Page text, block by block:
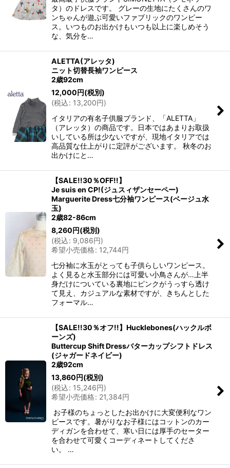
タ）のドレスです。 グレーの生地にたくさんのワ
ンちゃんが遊ぶ可愛いファブリックのワンピー
ス。いつものお出かけもいつも以上に楽しめそう
な、気分を…
ALETTA(アレッタ)
ニット切替長袖ワンピース
2歳92cm
12,000円(税別)
(税込: 13,200円)
イタリアの有名子供服ブランド、「ALETTA」
（アレッタ）の商品です。日本ではあまりお取扱
いしている所は少ないですが、現地イタリアでは
高品質な仕上がりに定評がございます。 秋冬のお
出かけにと…
【SALE!!30％OFF!!】
Je suis en CP!(ジュスィザンセーペー)
Marguerite Dress七分袖ワンピース(ベージュ水
玉)
2歳82-86cm
8,260円(税別)
(税込: 9,086円)
希望小売価格: 12,744円
七分袖に水玉がとっても子供らしいワンピース。
よく見ると水玉部分には可愛い小鳥さんが…上半
身だけについている裏地にピンクがうっすら透け
て見え、カジュアルな素材ですが、きちんとした
フォーマル…
【SALE!!30％オフ!!】Hucklebones(ハックルボ
ーンズ)
Buttercup Shift Dressバターカップシフトドレス
(ジャガードネイビー)
2歳92cm
13,860円(税別)
(税込: 15,246円)
希望小売価格: 21,384円
お子様のちょっとしたお出かけに大変便利なワン
ピースです。暑がりなお子様にはコットンのカー
ディガンを合わせて、寒い日には厚手のセーター
を合わせて可愛くコーディネートしてくださ
い。 …